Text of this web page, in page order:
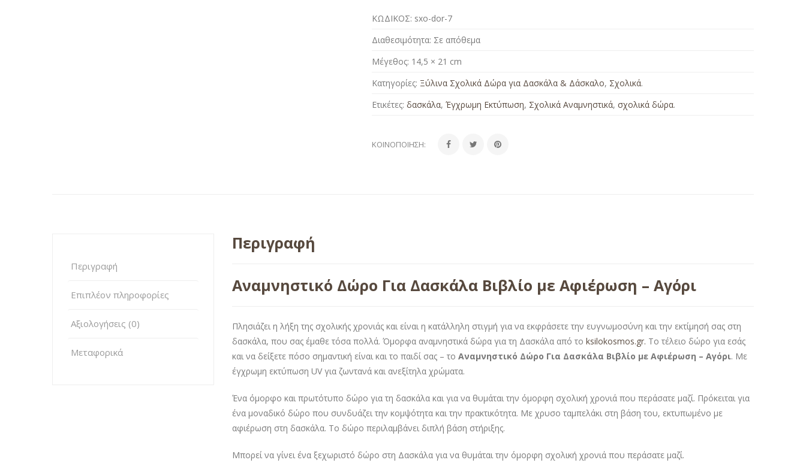
ΚΩΔΙΚΟΣ: sxo-dor-7
Διαθεσιμότητα: Σε απόθεμα
Μέγεθος: 14,5 × 21 cm
Κατηγορίες: Ξύλινα Σχολικά Δώρα για Δασκάλα & Δάσκαλο, Σχολικά.
Ετικέτες:δασκάλα,Έγχρωμη Εκτύπωση, Σχολικά Αναμνηστικά,σχολικά δώρα.
ΚΟΙΝΟΠΟΊΗΣΗ:
Περιγραφή
Επιπλέον πληροφορίες
Αξιολογήσεις (0)
Μεταφορικά
Περιγραφή
Αναμνηστικό Δώρο Για Δασκάλα Βιβλίο με Αφιέρωση – Αγόρι
Πλησιάζει η λήξη της σχολικής χρονιάς και είναι η κατάλληλη στιγμή για να εκφράσετε την ευγνωμοσύνη και την εκτίμησή σας στη
δασκάλα, που σας έμαθε τόσα πολλά. Όμορφα αναμνηστικά δώρα για τη Δασκάλα από το ksilokosmos.gr. Το τέλειο δώρο για εσάς
και να δείξετε πόσο σημαντική είναι και το παιδί σας – το Αναμνηστικό Δώρο Για Δασκάλα Βιβλίο με Αφιέρωση – Αγόρι. Με
έγχρωμη εκτύπωση UV για ζωντανά και ανεξίτηλα χρώματα.
Ένα όμορφο και πρωτότυπο δώρο για τη δασκάλα και για να θυμάται την όμορφη σχολική χρονιά που περάσατε μαζί. Πρόκειται για
ένα μοναδικό δώρο που συνδυάζει την κομψότητα και την πρακτικότητα. Με χρυσο ταμπελάκι στη βάση του, εκτυπωμένο με
αφιέρωση στη δασκάλα. Το δώρο περιλαμβάνει διπλή βάση στήριξης.
Μπορεί να γίνει ένα ξεχωριστό δώρο στη Δασκάλα για να θυμάται την όμορφη σχολική χρονιά που περάσατε μαζί.